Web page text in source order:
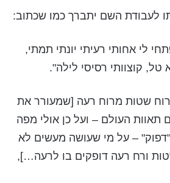
לעבודת השם יתברך כמו שכתוב:
לי אחותי רעיתי יונתי תמתי,
קוצוותי רסיסי לילה".
שטות מרוח רעה [שמעורר את
העולם – ועל כן אולי מפה
– על מי שעושה מעשים לא
ורח רעה דופקים בו לרעה…],